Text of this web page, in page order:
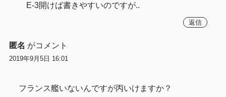
E-3開けば書きやすいのですが..
返信
匿名 がコメント
2019年9月5日 16:01
フランス艦いないんですが丙いけますか？